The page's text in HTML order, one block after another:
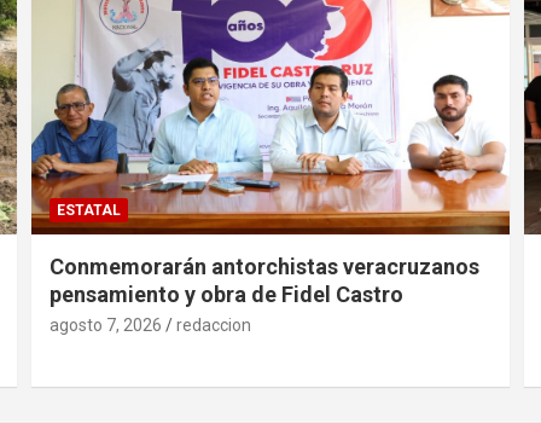
ESTATAL
Conmemorarán antorchistas veracruzanos
pensamiento y obra de Fidel Castro
agosto 7, 2026 redaccion